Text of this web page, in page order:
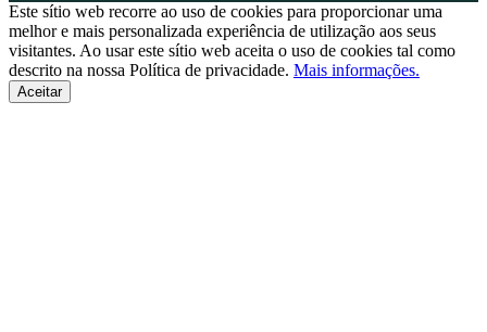
Este sítio web recorre ao uso de cookies para proporcionar uma
melhor e mais personalizada experiência de utilização aos seus
visitantes. Ao usar este sítio web aceita o uso de cookies tal como
descrito na nossa Política de privacidade. Mais informações.
Aceitar